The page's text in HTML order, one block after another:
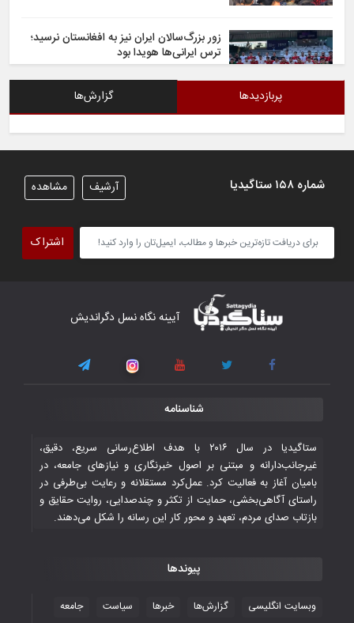
زور بزرگ‌سالان ایران نیز به افغانستان نرسید؛
ترس ایرانی‌ها هویدا بود
پیروزی قاطع در برابر تاجیکستان محکم
برداشت
کار دشوار تیم ملی فوتسال افغانستان در
گروه مرگ بازی‌های همبستگی کشورهای
اسلامی
تاریخی ایران
جوانان فوتسالیست کشور با گلباران تایلند به
فینال رفتند
۲۸ October ۲۰۲۵
با شکست چین، فوتسال‌بازان جوان
۲۶ October ۲۰۲۵
پربازدیدها گزارش‌ها
شماره ۱۵۸ ستاگیدیا مشاهده آرشیف
اشتراک
آیینه نگاه نسل دگراندیش
شناسنامه
ستاگیدیا در سال ۲۰۱۶ با هدف اطلاع‌رسانی سریع، دقیق،
غیرجانب‌دارانه و مبتنی بر اصول خبرنگاری و نیازهای جامعه، در
بامیان آغاز به فعالیت کرد. عمل‌کرد مستقلانه و رعایت بی‌طرفی در
راستای آگاهی‌بخشی، حمایت از تکثر و چندصدایی، روایت حقایق و
بازتاب صدای مردم، تعهد و محور کار این رسانه را شکل می‌دهند.
پیوندها
وبسایت انگلیسی گزارش‌ها خبرها سیاست جامعه